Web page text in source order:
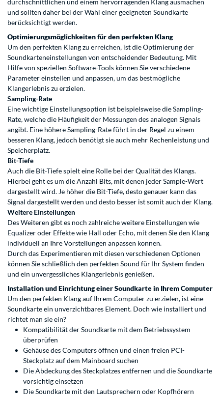
und sollten daher bei der Wahl einer geeigneten Soundkarte
berücksichtigt werden.
Optimierungsmöglichkeiten für den perfekten Klang
Um den perfekten Klang zu erreichen, ist die Optimierung der
Soundkarteneinstellungen von entscheidender Bedeutung. Mit
Hilfe von speziellen Software-Tools können Sie verschiedene
Parameter einstellen und anpassen, um das bestmögliche
Klangerlebnis zu erzielen.
Sampling-Rate
Eine wichtige Einstellungsoption ist beispielsweise die Sampling-
Rate, welche die Häufigkeit der Messungen des analogen Signals
angibt. Eine höhere Sampling-Rate führt in der Regel zu einem
besseren Klang, jedoch benötigt sie auch mehr Rechenleistung und
Speicherplatz.
Bit-Tiefe
Auch die Bit-Tiefe spielt eine Rolle bei der Qualität des Klangs.
Hierbei geht es um die Anzahl Bits, mit denen jeder Sample-Wert
dargestellt wird. Je höher die Bit-Tiefe, desto genauer kann das
Signal dargestellt werden und desto besser ist somit auch der Klang.
Weitere Einstellungen
Des Weiteren gibt es noch zahlreiche weitere Einstellungen wie
Equalizer oder Effekte wie Hall oder Echo, mit denen Sie den Klang
individuell an Ihre Vorstellungen anpassen können.
Durch das Experimentieren mit diesen verschiedenen Optionen
können Sie schließlich den perfekten Sound für Ihr System finden
und ein unvergessliches Klangerlebnis genießen.
Installation und Einrichtung einer Soundkarte in Ihrem Computer
Um den perfekten Klang auf Ihrem Computer zu erzielen, ist eine
Soundkarte ein unverzichtbares Element. Doch wie installiert und
richtet man sie ein?
Kompatibilität der Soundkarte mit dem Betriebssystem
überprüfen
Gehäuse des Computers öffnen und einen freien PCI-
Steckplatz auf dem Mainboard suchen
Die Abdeckung des Steckplatzes entfernen und die Soundkarte
vorsichtig einsetzen
Die Soundkarte mit den Lautsprechern oder Kopfhörern